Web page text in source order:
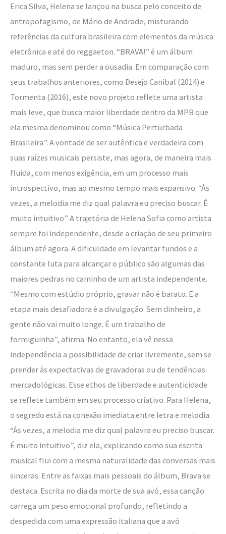
Erica Silva, Helena se lançou na busca pelo conceito de
antropofagismo, de Mário de Andrade, misturando
referências da cultura brasileira com elementos da música
eletrônica e até do reggaeton. “BRAVA!” é um álbum
maduro, mas sem perder a ousadia. Em comparação com
seus trabalhos anteriores, como Desejo Canibal (2014) e
Tormenta (2016), este novo projeto reflete uma artista
mais leve, que busca maior liberdade dentro da MPB que
ela mesma denominou como “Música Perturbada
Brasileira”. A vontade de ser autêntica e verdadeira com
suas raízes musicais persiste, mas agora, de maneira mais
fluida, com menos exigência, em um processo mais
introspectivo, mas ao mesmo tempo mais expansivo. “Às
vezes, a melodia me diz qual palavra eu preciso buscar. É
muito intuitivo” A trajetória de Helena Sofia como artista
sempre foi independente, desde a criação de seu primeiro
álbum até agora. A dificuldade em levantar fundos e a
constante luta para alcançar o público são algumas das
maiores pedras no caminho de um artista independente.
“Mesmo com estúdio próprio, gravar não é barato. E a
etapa mais desafiadora é a divulgação. Sem dinheiro, a
gente não vai muito longe. É um trabalho de
formiguinha”, afirma. No entanto, ela vê nessa
independência a possibilidade de criar livremente, sem se
prender às expectativas de gravadoras ou de tendências
mercadológicas. Esse ethos de liberdade e autenticidade
se reflete também em seu processo criativo. Para Helena,
o segredo está na conexão imediata entre letra e melodia.
“Às vezes, a melodia me diz qual palavra eu preciso buscar.
É muito intuitivo”, diz ela, explicando como sua escrita
musical flui com a mesma naturalidade das conversas mais
sinceras. Entre as faixas mais pessoais do álbum, Brava se
destaca. Escrita no dia da morte de sua avó, essa canção
carrega um peso emocional profundo, refletindo a
despedida com uma expressão italiana que a avó